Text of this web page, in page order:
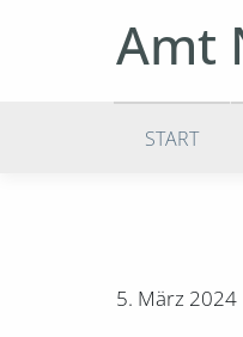
Amt
START
5. März 2024